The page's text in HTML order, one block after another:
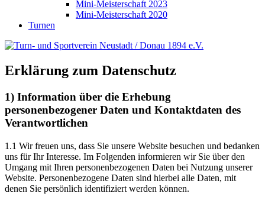
Mini-Meisterschaft 2023
Mini-Meisterschaft 2020
Turnen
Erklärung zum Datenschutz
1) Information über die Erhebung
personenbezogener Daten und Kontaktdaten des
Verantwortlichen
1.1 Wir freuen uns, dass Sie unsere Website besuchen und bedanken
uns für Ihr Interesse. Im Folgenden informieren wir Sie über den
Umgang mit Ihren personenbezogenen Daten bei Nutzung unserer
Website. Personenbezogene Daten sind hierbei alle Daten, mit
denen Sie persönlich identifiziert werden können.